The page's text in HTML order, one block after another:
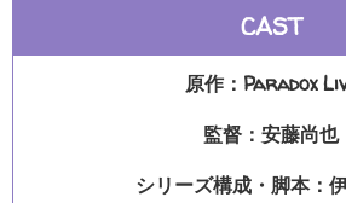
CAST
原作：Paradox
監督：安藤尚也
シリーズ構成・脚本：